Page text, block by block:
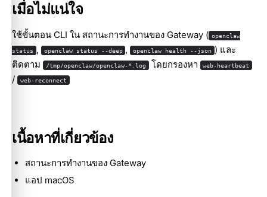
เมื่อไม่แน่ใจ
ใช้ขั้นตอน CLI ใน สถานะการทำงานของ Gateway ( openclaw
status , openclaw status --deep , openclaw health --json ) และ
ติดตาม
/tmp/openclaw/openclaw-*.log โดยกรองหา web-heartbeat
/ web-reconnect
เนื้อหาที่เกี่ยวข้อง
สถานะการทำงานของ Gateway
แอป macOS